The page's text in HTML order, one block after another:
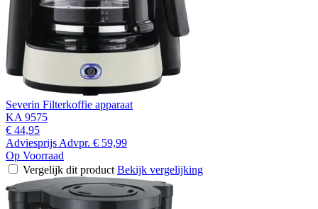
Severin Filterkoffie apparaat
KA 9575
€ 44,95
Adviesprijs Advpr. € 59,99
Op Voorraad
Vergelijk dit product Bekijk vergelijking